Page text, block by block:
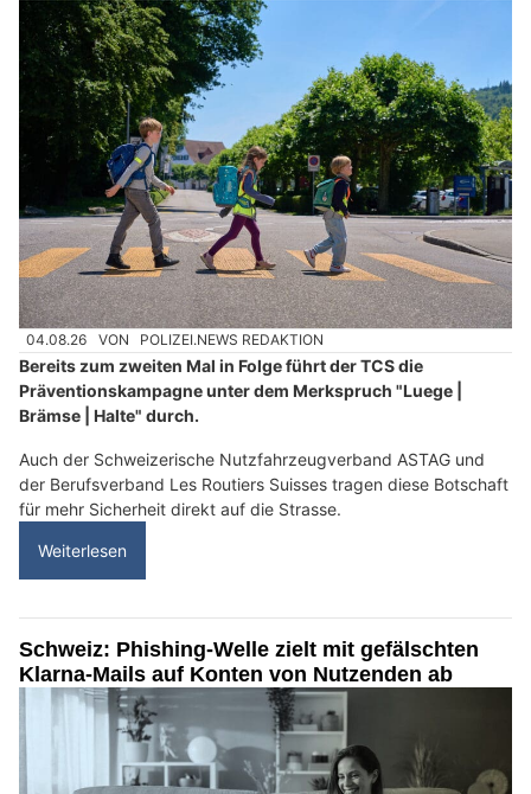
04.08.26 VON POLIZEI.NEWS REDAKTION
Bereits zum zweiten Mal in Folge führt der TCS die
Präventionskampagne unter dem Merkspruch "Luege |
Brämse | Halte" durch.
Auch der Schweizerische Nutzfahrzeugverband ASTAG und
der Berufsverband Les Routiers Suisses tragen diese Botschaft
für mehr Sicherheit direkt auf die Strasse.
Weiterlesen
Schweiz: Phishing-Welle zielt mit gefälschten
Klarna-Mails auf Konten von Nutzenden ab